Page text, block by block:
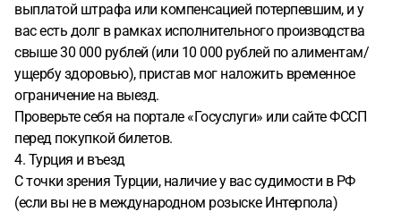
выплатой штрафа или компенсацией потерпевшим, и у
вас есть долг в рамках исполнительного производства
свыше 30 000 рублей (или 10 000 рублей по алиментам/
ущербу здоровью), пристав мог наложить временное
ограничение на выезд.
Проверьте себя на портале «Госуслуги» или сайте ФССП
перед покупкой билетов.
4. Турция и въезд
С точки зрения Турции, наличие у вас судимости в РФ
(если вы не в международном розыске Интерпола)